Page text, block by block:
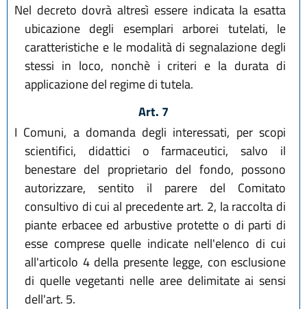
Nel decreto dovrà altresì essere indicata la esatta
ubicazione degli esemplari arborei tutelati, le
caratteristiche e le modalità di segnalazione degli
stessi in loco, nonchè i criteri e la durata di
applicazione del regime di tutela.
Art. 7
I Comuni, a domanda degli interessati, per scopi
scientifici, didattici o farmaceutici, salvo il
benestare del proprietario del fondo, possono
autorizzare, sentito il parere del Comitato
consultivo di cui al precedente art. 2, la raccolta di
piante erbacee ed arbustive protette o di parti di
esse comprese quelle indicate nell'elenco di cui
all'articolo 4 della presente legge, con esclusione
di quelle vegetanti nelle aree delimitate ai sensi
dell'art. 5.